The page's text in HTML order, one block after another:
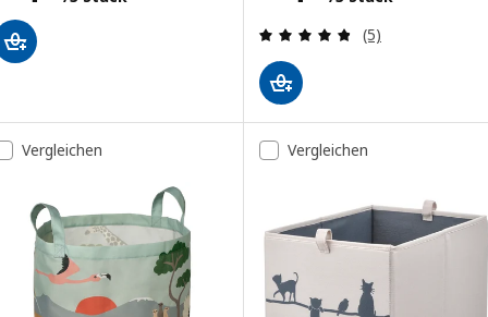
Bewertungen:
(5)
Vergleichen Vergleichen